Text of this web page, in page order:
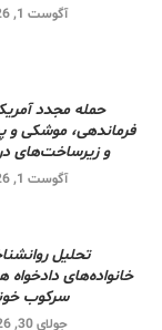
آگوست 1, 2026
حمله مجدد
فرماندهی، موشکی و
و زیرساخت‌های
آگوست 1, 2026
تحلیل
خانواده‌های
سرکوب
جولای 30, 2026